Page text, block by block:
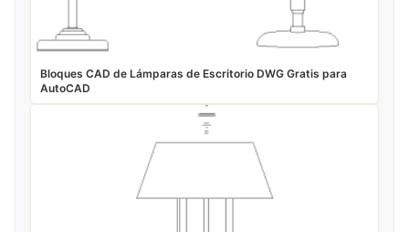
Bloques CAD de Lámparas de Escritorio DWG Gratis para
AutoCAD